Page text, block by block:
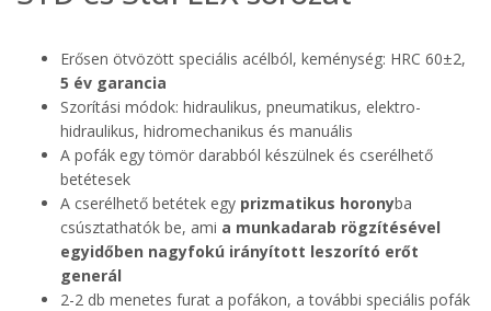
Erősen ötvözött speciális acélból, keménység: HRC 60±2,
5 év garancia
Szorítási módok: hidraulikus, pneumatikus, elektro-
hidraulikus, hidromechanikus és manuális
A pofák egy tömör darabból készülnek és cserélhető
betétesek
A cserélhető betétek egy prizmatikus horonyba
csúsztathatók be, ami a munkadarab rögzítésével
egyidőben nagyfokú irányított leszorító erőt
generál
2-2 db menetes furat a pofákon, a további speciális pofák